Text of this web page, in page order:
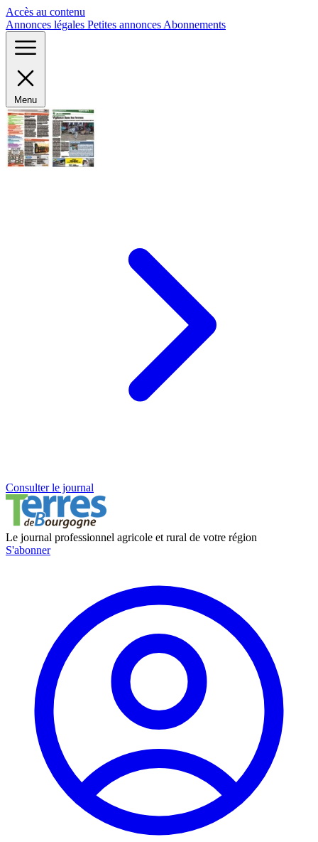
Accès au contenu
Annonces légales Petites annonces Abonnements
Menu
Consulter le journal
Le journal professionnel agricole et rural de votre région
S'abonner
Panneau de gestion des cookies